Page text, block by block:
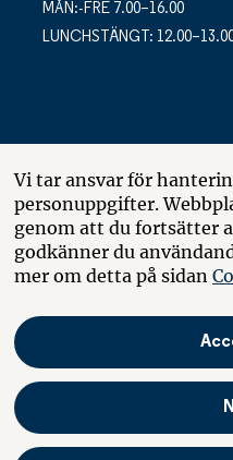
MÅN:-FRE 7.00–16.00
LUNCHSTÄNGT:
LARSBERGSVÄGEN 10
BOX 10035
181 10 LIDINGÖ
Om webbplatsen
Vi tar ansvar för
personuppgifter.
genom att du fortsätter
godkänner du
mer om detta på sidan